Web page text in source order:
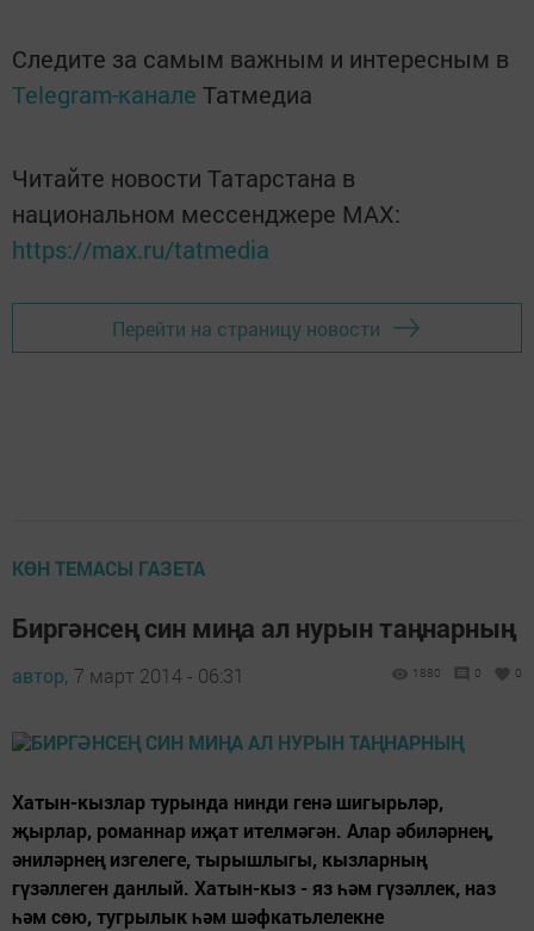
Следите за самым важным и интересным в
Telegram-канале Татмедиа
Читайте новости Татарстана в
национальном мессенджере MАХ:
https://max.ru/tatmedia
Перейти на страницу новости
КӨН ТЕМАСЫ ГАЗЕТА
Биргәнсең син миңа ал нурын таңнарның
автор, 7 март 2014 - 06:31 1880 0 0
Хатын-кызлар турында нинди генә шигырьләр,
җырлар, романнар иҗат ителмәгән. Алар әбиләрнең,
әниләрнең изгелеге, тырышлыгы, кызларның
гүзәллеген данлый. Хатын-кыз - яз һәм гүзәллек, наз
һәм сөю, тугрылык һәм шәфкатьлелекне